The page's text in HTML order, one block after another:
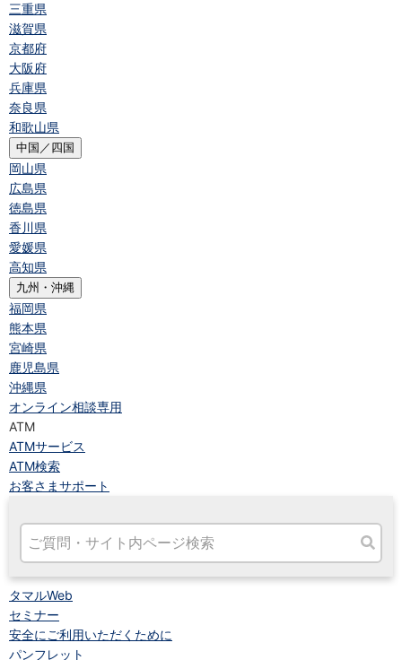
三重県
滋賀県
京都府
大阪府
兵庫県
奈良県
和歌山県
中国／四国
岡山県
広島県
徳島県
香川県
愛媛県
高知県
九州・沖縄
福岡県
熊本県
宮崎県
鹿児島県
沖縄県
オンライン相談専用
ATM
ATMサービス
ATM検索
お客さまサポート
タマルWeb
セミナー
安全にご利用いただくために
パンフレット